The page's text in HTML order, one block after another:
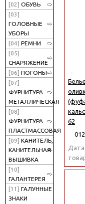
[02] ОБУВЬ
[03]
ГОЛОВНЫЕ
УБОРЫ
[04] РЕМНИ
[05]
СНАРЯЖЕНИЕ
[06] ПОГОНЫ
[07]
ФУРНИТУРА
МЕТАЛЛИЧЕСКАЯ
[08]
ФУРНИТУРА
ПЛАСТМАССОВАЯ
[09] КАНИТЕЛЬ,
КАНИТЕЛЬНАЯ
ВЫШИВКА
[10]
ГАЛАНТЕРЕЯ
[11] ГАЛУННЫЕ
ЗНАКИ
62